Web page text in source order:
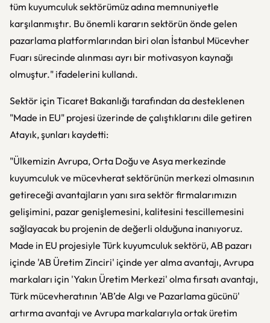
tüm kuyumculuk sektörümüz adına memnuniyetle
karşılanmıştır. Bu önemli kararın sektörün önde gelen
pazarlama platformlarından biri olan İstanbul Mücevher
Fuarı sürecinde alınması ayrı bir motivasyon kaynağı
olmuştur." ifadelerini kullandı.
Sektör için Ticaret Bakanlığı tarafından da desteklenen
"Made in EU" projesi üzerinde de çalıştıklarını dile getiren
Atayık, şunları kaydetti:
"Ülkemizin Avrupa, Orta Doğu ve Asya merkezinde
kuyumculuk ve mücevherat sektörünün merkezi olmasının
getireceği avantajların yanı sıra sektör firmalarımızın
gelişimini, pazar genişlemesini, kalitesini tescillemesini
sağlayacak bu projenin de değerli olduğuna inanıyoruz.
Made in EU projesiyle Türk kuyumculuk sektörü, AB pazarı
içinde 'AB Üretim Zinciri' içinde yer alma avantajı, Avrupa
markaları için 'Yakın Üretim Merkezi' olma fırsatı avantajı,
Türk mücevheratının 'AB’de Algı ve Pazarlama gücünü'
artırma avantajı ve Avrupa markalarıyla ortak üretim